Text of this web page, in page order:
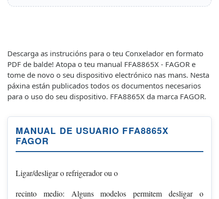
Descarga as instrucións para o teu Conxelador en formato
PDF de balde! Atopa o teu manual FFA8865X - FAGOR e
tome de novo o seu dispositivo electrónico nas mans. Nesta
páxina están publicados todos os documentos necesarios
para o uso do seu dispositivo. FFA8865X da marca FAGOR.
MANUAL DE USUARIO FFA8865X
FAGOR
Ligar/desligar o refrigerador ou o
recinto medio: Alguns modelos permitem desligar o